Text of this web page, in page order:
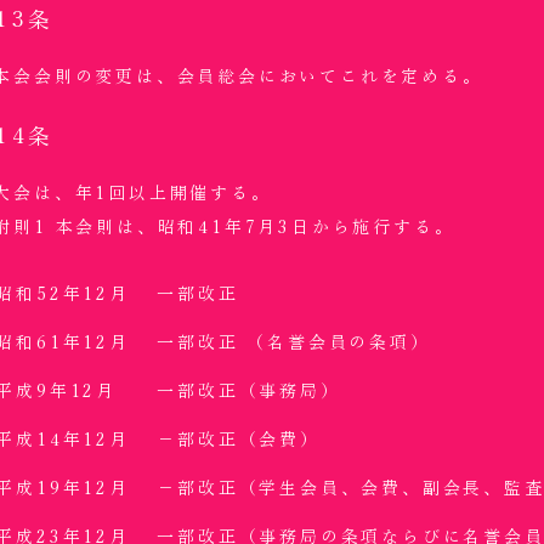
条
会会則の変更は、会員総会においてこれを定める。
条
会は、年1回以上開催する。
則1 本会則は、昭和41年7月3日から施行する。
和52年12月 一部改正
和61年12月 一部改正 （名誉会員の条項）
成9年12月 一部改正（事務局）
成14年12月 －部改正（会費）
成19年12月 －部改正（学生会員、会費、副会長、監査
成23年12月 一部改正（事務局の条項ならびに名誉会員